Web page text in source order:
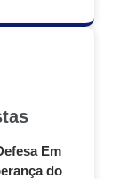
Em
do